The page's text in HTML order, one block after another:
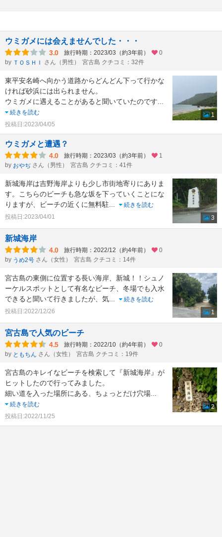
ウミガメには会えませんでした・・・
3.0 旅行時期：2023/03（約3年前）
0
by ＴＯＳＨＩ さん（男性） 宮古島 クチコミ：32件
東平安名崎へ向かう道路からどんどん下って行かな
ければ砂浜には出られません。
ウミガメに遇えることがあると聞いていたのです
続きを読む
投稿日:2023/04/05
1
ウミガメと遭遇？
4.0 旅行時期：2023/03（約3年前）
1
by おやぢ さん（男性） 宮古島 クチコミ：41件
新城海岸は吉野海岸よりも少し市街地寄りにありま
す。こちらのビーチも急な坂を下っていくことにな
りますが、ビーチの近くに無料駐
続きを読む
投稿日:2023/04/01
3
新城海岸
4.0 旅行時期：2022/12（約4年前）
0
by うめ2号 さん（女性） 宮古島 クチコミ：14件
宮古島の東側に位置する長い海岸、新城！！シュノ
ーケルスポットとして有名なビーチ、冬場でも入水
できると聞いて行きましたが、気
続きを読む
投稿日:2022/12/26
1
宮古島で人気のビーチ
4.5 旅行時期：2022/10（約4年前）
0
by ともちん さん（女性） 宮古島 クチコミ：19件
宮古島のキレイなビーチを検索して『新城海岸』が
ヒットしたので行ってみました。
細い道を入った場所にある、ちょっとだけ穴場
続きを読む
投稿日:2022/11/25
2